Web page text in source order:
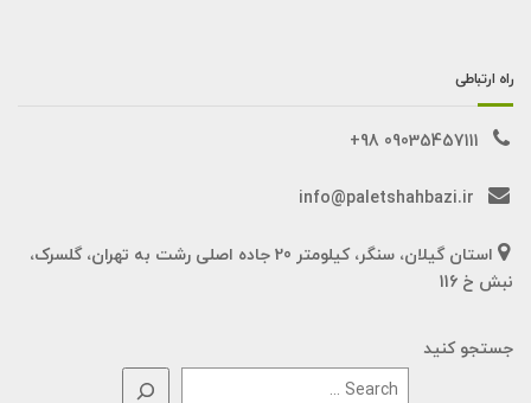
راه ارتباطی
09035457111 98+
info@paletshahbazi.ir
استان گیلان، سنگر، کیلومتر 20 جاده اصلی رشت به تهران، گلسرک،
نبش خ 116
جستجو کنید